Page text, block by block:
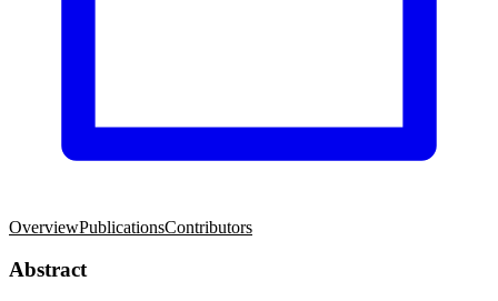
OverviewPublicationsContributors
Abstract